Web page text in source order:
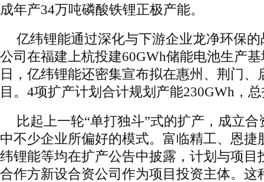
成年产34万吨磷酸铁锂正极产能。
亿纬锂能通过深化与下游企业龙净环保
公司在福建上杭投建60GWh储能电池生产
日，亿纬锂能还密集宣布拟在惠州、荆门、
目。4项扩产计划合计规划产能230GWh，
比起上一轮“单打独斗”式的扩产，成立
中不少企业所偏好的模式。富临精工、恩捷
纬锂能等均在扩产公告中披露，计划与项目
合作方新设合资公司作为项目投资主体。这